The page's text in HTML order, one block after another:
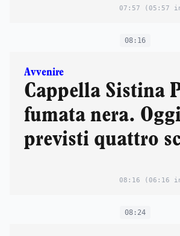
07:57 (05:57
08:16
Avvenire
Cappella Sistina
fumata nera. Oggi
previsti quattro
08:16 (06:16
08:24